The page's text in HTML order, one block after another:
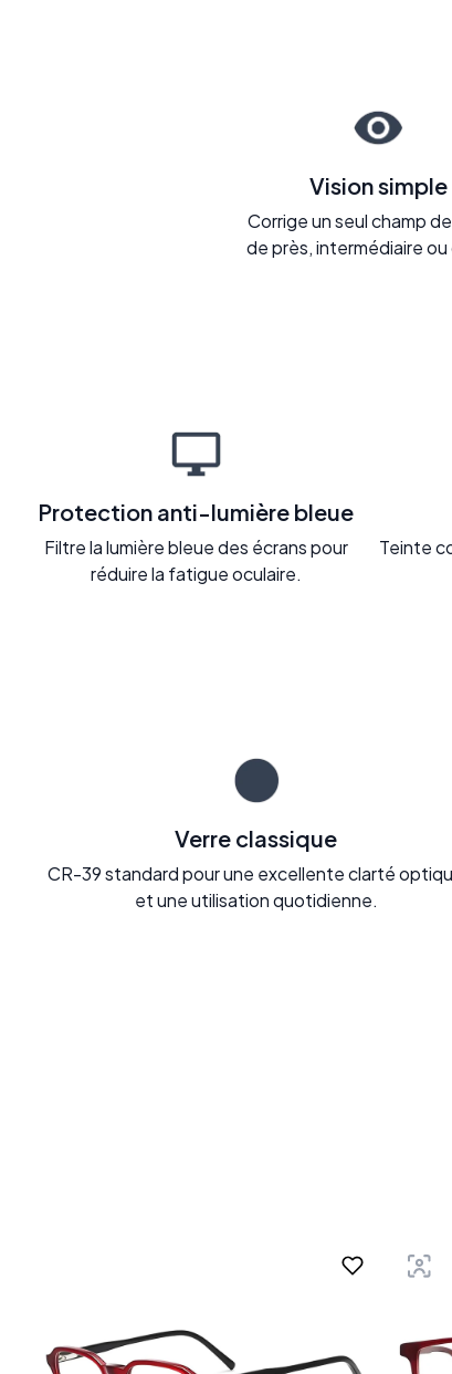
Vision simple
Corrige un seul champ
de près, intermédiaire ou
Protection anti-lumière bleue
Filtre la lumière bleue des écrans pour
réduire la fatigue oculaire.
Teinte
Verre classique
CR-39 standard pour une excellente clarté
et une utilisation quotidienne.